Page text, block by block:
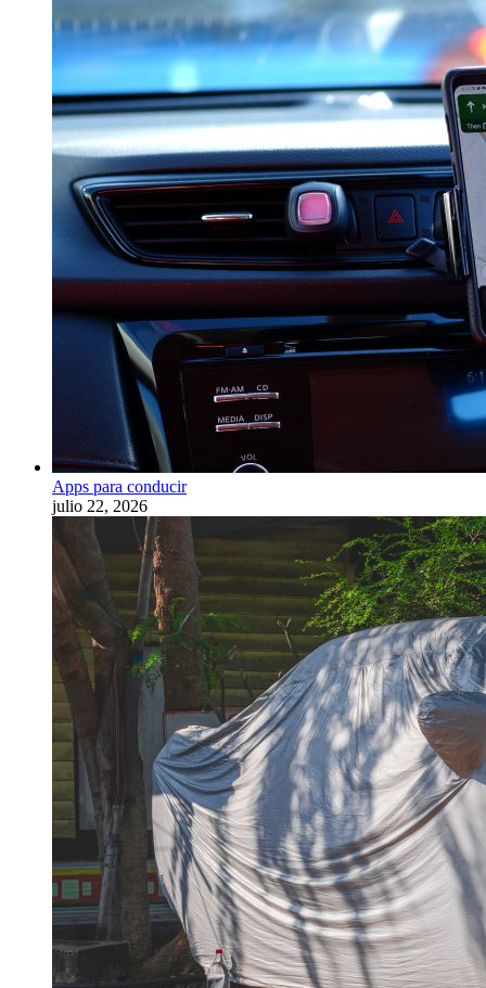
Apps para conducir
julio 22, 2026